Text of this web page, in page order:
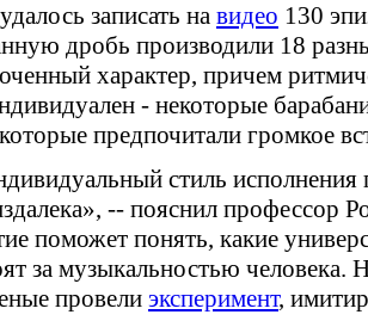
записать на видео 130
дробь производили 18
характер, причем
- некоторые
предпочитали громкое
стиль исполнения
-- пояснил профессор
поможет понять, какие
за музыкальностью человека.
провели эксперимент,